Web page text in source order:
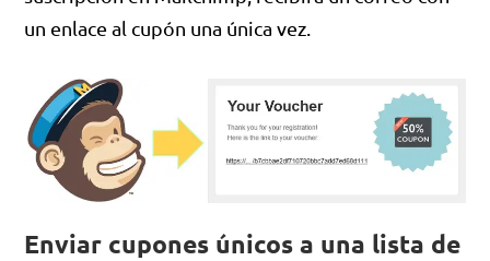
un enlace al cupón una única vez.
Enviar cupones únicos a una lista de